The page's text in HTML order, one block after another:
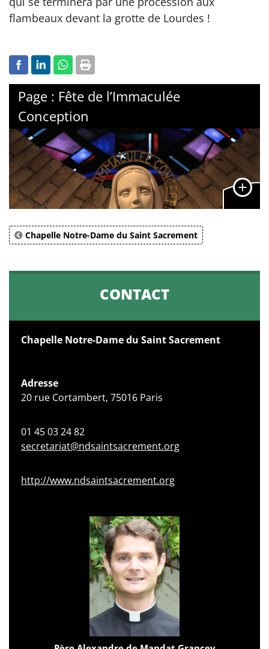
flambeaux devant la grotte de Lourdes !
Page : Fête de l’Immaculée
Conception
Chapelle Notre-Dame du Saint Sacrement
CONTACT
Chapelle Notre-Dame du Saint Sacrement
Adresse
20 rue Cortambert, 75016 Paris
01 45 03 24 82
secretariat@ndsaintsacrement.org
http://www.ndsaintsacrement.org